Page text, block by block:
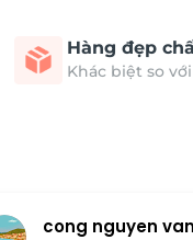
Hàng đẹp
Khác biệt so
cong nguyen van